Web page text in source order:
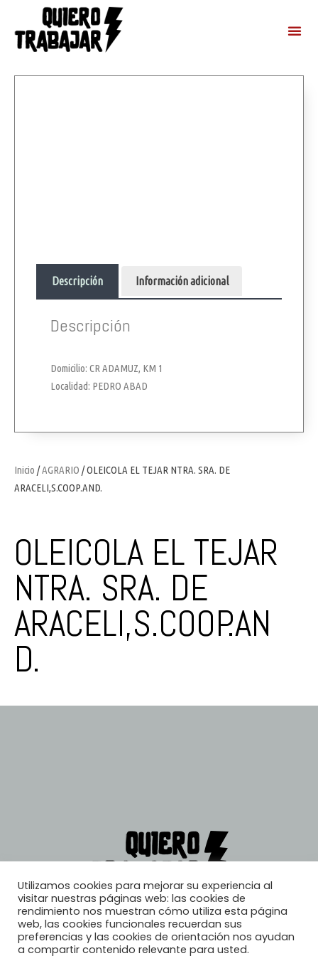
Inicio /AGRARIO / OLEICOLA EL TEJAR NTRA. SRA. DE
ARACELI,S.COOP.AND.
OLEICOLA EL TEJAR
NTRA. SRA. DE
ARACELI,S.COOP.AN
D.
Descripción Información adicional
Descripción
Domicilio: CR ADAMUZ, KM 1
Localidad: PEDRO ABAD
Utilizamos cookies para mejorar su experiencia al
visitar nuestras páginas web: las cookies de
rendimiento nos muestran cómo utiliza esta página
web, las cookies funcionales recuerdan sus
preferencias y las cookies de orientación nos ayudan
a compartir contenido relevante para usted.